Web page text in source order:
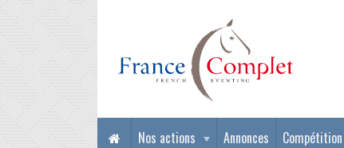
Nos actions Annonces Compétition
La journée du